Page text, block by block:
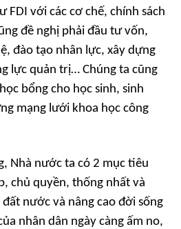
FDI với các cơ chế, chính sách
đề nghị phải đầu tư vốn,
đào tạo nhân lực, xây dựng
lực quản trị… Chúng ta cũng
bổng cho học sinh, sinh
mạng lưới khoa học công
Nhà nước ta có 2 mục tiêu
chủ quyền, thống nhất và
nước và nâng cao đời sống
nhân dân ngày càng ấm no,